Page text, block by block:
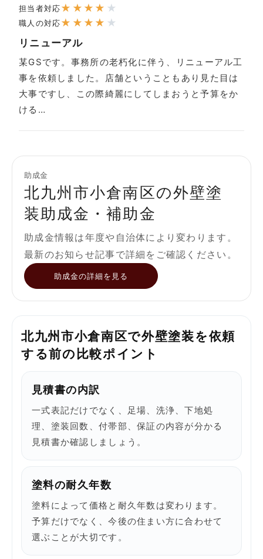
担当者対応★ ★ ★ ★ ★
職人の対応★ ★ ★ ★ ★
リニューアル
某GSです。事務所の老朽化に伴う、リニューアル工
事を依頼しました。店舗ということもあり見た目は
大事ですし、この際綺麗にしてしまおうと予算をか
ける…
助成金
北九州市小倉南区の外壁塗
装助成金・補助金
助成金情報は年度や自治体により変わります。
最新のお知らせ記事で詳細をご確認ください。
助成金の詳細を見る
北九州市小倉南区で外壁塗装を依頼
する前の比較ポイント
見積書の内訳
一式表記だけでなく、足場、洗浄、下地処
理、塗装回数、付帯部、保証の内容が分かる
見積書か確認しましょう。
塗料の耐久年数
塗料によって価格と耐久年数は変わります。
予算だけでなく、今後の住まい方に合わせて
選ぶことが大切です。